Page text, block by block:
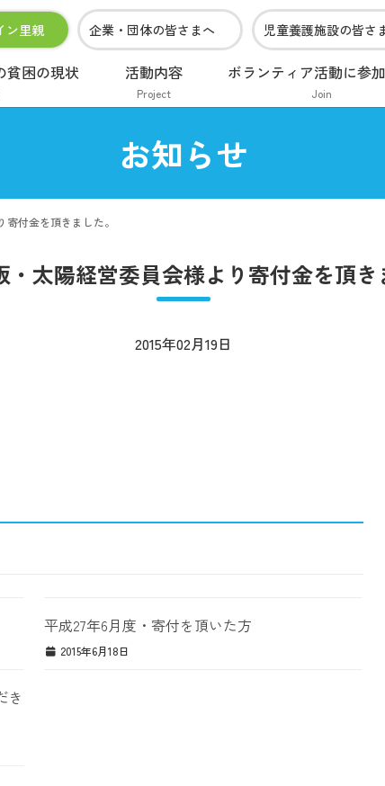
ン里親 企業・団体の皆さまへ 児童養護施設の皆さ
貧困の現状 活動内容
Project
ボランティア活動に参
Join
お知らせ
付金を頂きました。
・太陽経営委員会様より寄付金を頂
2015年02月19日
平成27年6月度・寄付を頂いた方
2015年6月18日
き